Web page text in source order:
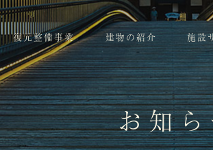
復元整備事業 建物の紹介 施設
お知